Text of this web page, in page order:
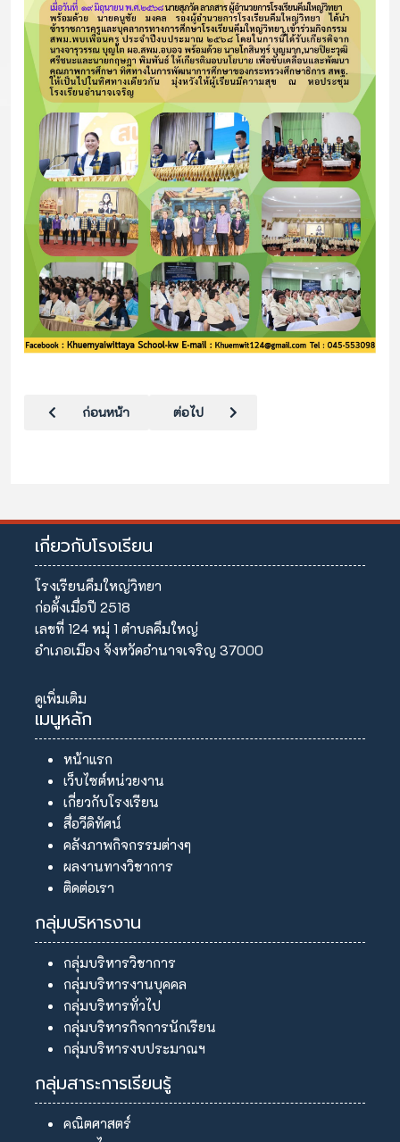
เนื้อหาก่อนหน้า: กิจกรรมอบรมชุวชนประกันภัย
ก่อนหน้า เนื้อหาถัดไป: กิจกรรมเฉลิมพระเกียรติ สมเด็
ต่อไป
เกี่ยวกับโรงเรียน
โรงเรียนคึมใหญ่วิทยา
ก่อตั้งเมื่อปี 2518
เลขที่ 124 หมุ่ 1 ตำบลคึมใหญ่
อำเภอเมือง จังหวัดอำนาจเจริญ 37000
ดูเพิ่มเติม
เมนูหลัก
หน้าแรก
เว็บไซต์หน่วยงาน
เกี่ยวกับโรงเรียน
สื่อวีดิทัศน์
คลังภาพกิจกรรมต่างๆ
ผลงานทางวิชาการ
ติดต่อเรา
กลุ่มบริหารงาน
กลุ่มบริหารวิชาการ
กลุ่มบริหารงานบุคคล
กลุ่มบริหารทั่วไป
กลุ่มบริหารกิจการนักเรียน
กลุ่มบริหารงบประมาณฯ
กลุ่มสาระการเรียนรู้
คณิตศาสตร์